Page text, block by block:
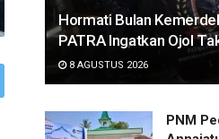
Hormati Bulan
PATRA Ingatkan Ojol
8 AGUSTUS 2026
PNM